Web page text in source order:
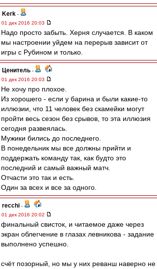
Kerk -
01 дек 2016 20:03
Надо просто забыть. Херня случается. В каком
мы настроении уйдем на перерыв зависит от
игры с Рубином и только.
Ценитель -
01 дек 2016 20:03
Не хочу про плохое.
Из хорошего - если у барина и были какие-то
иллюзии, что 11 человек без скамейки могут
пройти весь сезон без срывов, то эта иллюзия
сегодня развеялась.
Мужики бились до последнего.
В понедельник мы все должны прийти и
поддержать команду так, как будто это
последний и самый важный матч.
Отчасти это так и есть.
Один за всех и все за одного.
recchi -
01 дек 2016 20:02
финальный свисток, и читаемое даже через
экран облегчение в глазах левникова - задание
выполнено успешно.
счёт позорный, но мы у них реванш наверно не